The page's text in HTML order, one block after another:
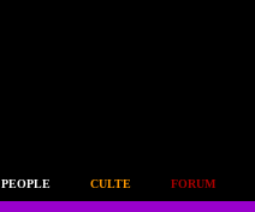
PEOPLE CULTE FORUM